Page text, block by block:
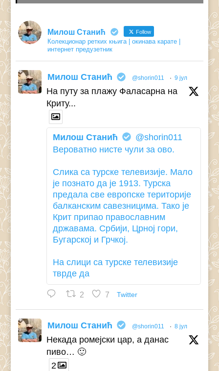
Милош Станић Follow
Колекционар ретких књига | окинава карате |
интернет предузетник
Милош Станић @shorin011 · 9 јул
На путу за плажу Фаласарна на
Криту...
Милош Станић
@shorin011
Вероватно нисте чули за ово.
Слика са турске телевизије. Мало
је познато да је 1913. Турска
предала све европске територије
балканским савезницима. Тако је
Крит припао православним
државама. Србији, Црној гори,
Бугарској и Грчкој.
На слици са турске телевизије
тврде да
2 7 Twitter
Милош Станић @shorin011 · 8 јул
Некада ромејски цар, а данас
пиво… 🙂
2